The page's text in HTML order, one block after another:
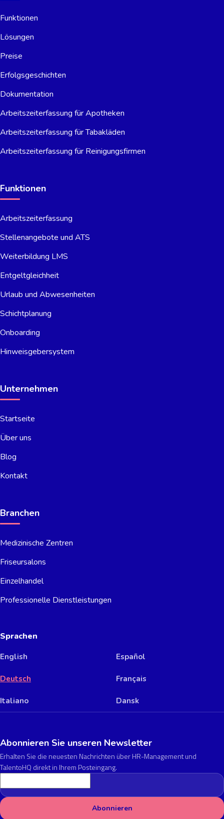
Funktionen
Lösungen
Preise
Erfolgsgeschichten
Dokumentation
Arbeitszeiterfassung für Apotheken
Arbeitszeiterfassung für Tabakläden
Arbeitszeiterfassung für Reinigungsfirmen
Funktionen
Arbeitszeiterfassung
Stellenangebote und ATS
Weiterbildung LMS
Entgeltgleichheit
Urlaub und Abwesenheiten
Schichtplanung
Onboarding
Hinweisgebersystem
Unternehmen
Startseite
Über uns
Blog
Kontakt
Branchen
Medizinische Zentren
Friseursalons
Einzelhandel
Professionelle Dienstleistungen
Sprachen
English Español
Deutsch Français
Italiano Dansk
Abonnieren Sie unseren Newsletter
Erhalten Sie die neuesten Nachrichten über HR-Management und
TalentoHQ direkt in Ihrem Posteingang.